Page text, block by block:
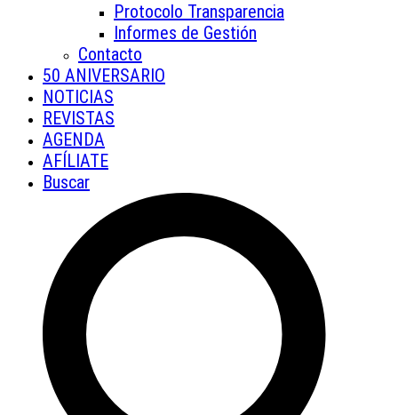
Protocolo Transparencia
Informes de Gestión
Contacto
50 ANIVERSARIO
NOTICIAS
REVISTAS
AGENDA
AFÍLIATE
Buscar